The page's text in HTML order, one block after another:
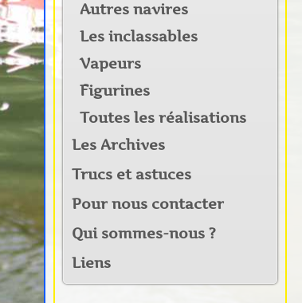
Autres navires
Les inclassables
Vapeurs
Figurines
Toutes les réalisations
Les Archives
Trucs et astuces
Pour nous contacter
Qui sommes-nous ?
Liens